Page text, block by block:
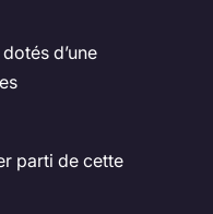
d’une
parti de cette